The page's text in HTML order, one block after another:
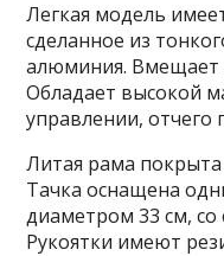
Легкая модель
сделанное из
алюминия. Вмещает
Обладает высокой
управлении, отчего
Литая рама
Тачка оснащена
диаметром 33 см,
Рукоятки имеют